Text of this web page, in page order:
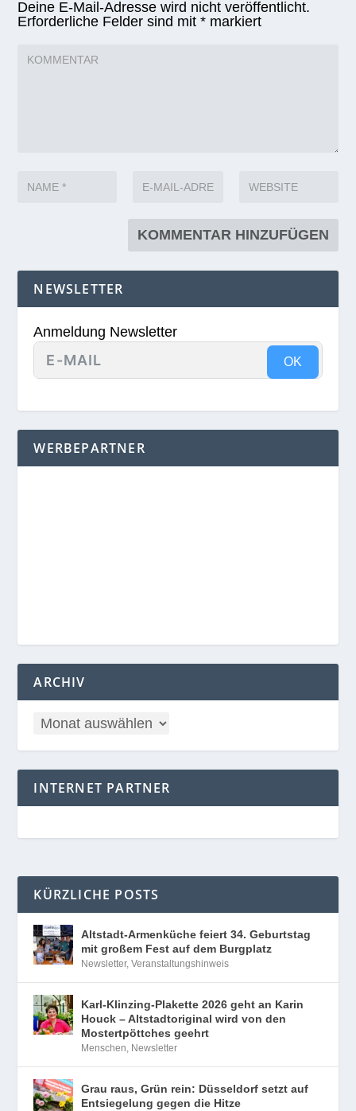
Deine E-Mail-Adresse wird nicht veröffentlicht.
Erforderliche Felder sind mit* markiert
NEWSLETTER
Anmeldung Newsletter
OK
WERBEPARTNER
ARCHIV
INTERNET PARTNER
KÜRZLICHE POSTS
Altstadt-Armenküche feiert 34. Geburtstag
mit großem Fest auf dem Burgplatz
Newsletter,Veranstaltungshinweis
Karl-Klinzing-Plakette 2026 geht an Karin
Houck – Altstadtoriginal wird von den
Mostertpöttches geehrt
Menschen, Newsletter
Grau raus, Grün rein: Düsseldorf setzt auf
Entsiegelung gegen die Hitze